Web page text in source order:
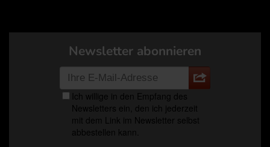
Newsletter abonnieren